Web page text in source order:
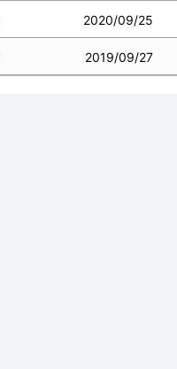
2020/09/25
2019/09/27